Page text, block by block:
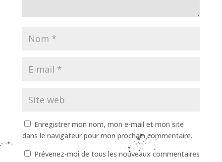
Enregistrer mon nom, mon e-mail et mon site
dans le navigateur pour mon prochain commentaire.
Prévenez-moi de tous les nouveaux commentaires